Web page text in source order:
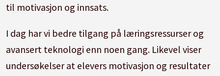
til motivasjon og innsats.
I dag har vi bedre tilgang på læringsressurser og
avansert teknologi enn noen gang. Likevel viser
undersøkelser at elevers motivasjon og resultater